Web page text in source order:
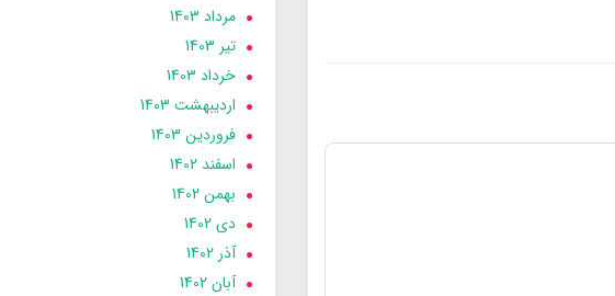
مرداد 1403
تير 1403
خرداد 1403
ارديبهشت 1403
فروردین 1403
اسفند 1402
بهمن 1402
دی 1402
آذر 1402
آبان 1402